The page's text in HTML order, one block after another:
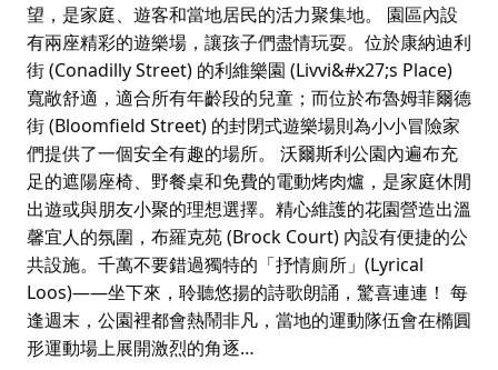
望，是家庭、遊客和當地居民的活力聚集地。 園區內設
有兩座精彩的遊樂場，讓孩子們盡情玩耍。位於康納迪利
街 (Conadilly Street) 的利維樂園 (Livvi&#x27;s Place)
寬敞舒適，適合所有年齡段的兒童；而位於布魯姆菲爾德
街 (Bloomfield Street) 的封閉式遊樂場則為小小冒險家
們提供了一個安全有趣的場所。 沃爾斯利公園內遍布充
足的遮陽座椅、野餐桌和免費的電動烤肉爐，是家庭休閒
出遊或與朋友小聚的理想選擇。精心維護的花園營造出溫
馨宜人的氛圍，布羅克苑 (Brock Court) 內設有便捷的公
共設施。千萬不要錯過獨特的「抒情廁所」(Lyrical
Loos)——坐下來，聆聽悠揚的詩歌朗誦，驚喜連連！ 每
逢週末，公園裡都會熱鬧非凡，當地的運動隊伍會在橢圓
形運動場上展開激烈的角逐…